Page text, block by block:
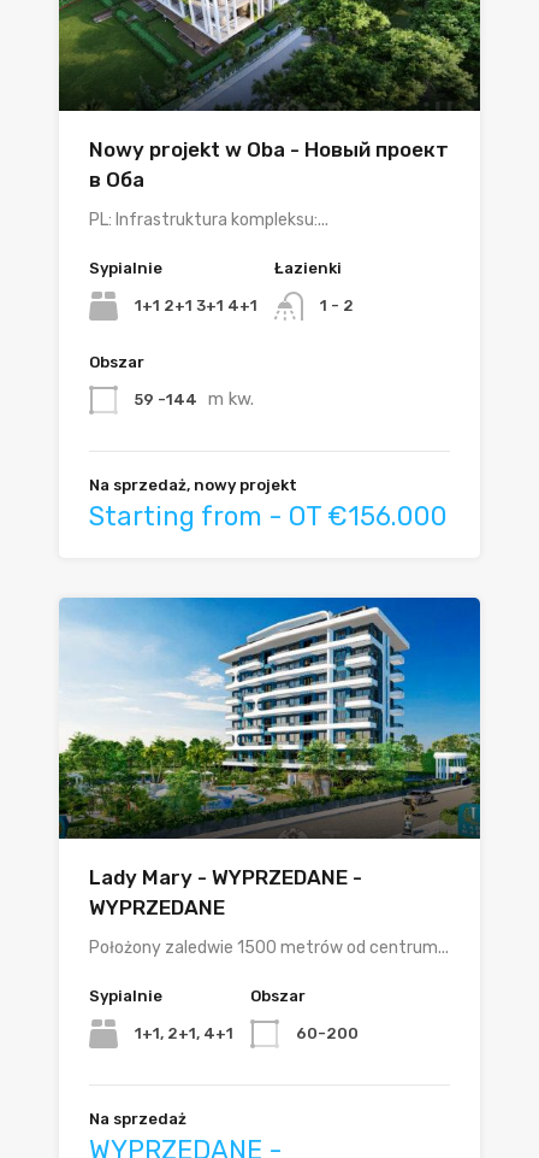
Nowy projekt w Oba - Новый проект
в Оба
PL: Infrastruktura kompleksu:...
Sypialnie
1+1 2+1 3+1 4+1
Łazienki
1 - 2
Obszar
59 -144 m kw.
Na sprzedaż, nowy projekt
Starting from - OT €156.000
Lady Mary - WYPRZEDANE -
WYPRZEDANE
Położony zaledwie 1500 metrów od centrum...
Sypialnie
1+1, 2+1, 4+1
Obszar
60-200
Na sprzedaż
WYPRZEDANE -